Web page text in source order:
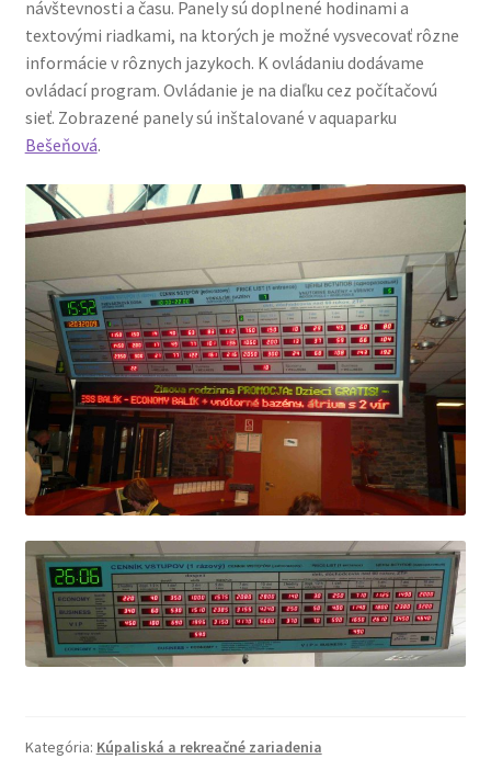
návštevnosti a času. Panely sú doplnené hodinami a
textovými riadkami, na ktorých je možné vysvecovať rôzne
informácie v rôznych jazykoch. K ovládaniu dodávame
ovládací program. Ovládanie je na diaľku cez počítačovú
sieť. Zobrazené panely sú inštalované v aquaparku
Bešeňová.
Kategória: Kúpaliská a rekreačné zariadenia